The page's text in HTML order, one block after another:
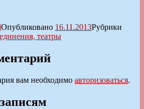
Опубликовано 16.11.2013Рубрики
театры
вам необходимо авторизоваться.